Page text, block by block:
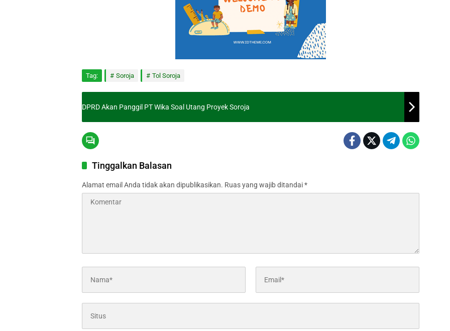
Tag: Soroja Tol Soroja
DPRD Akan Panggil PT Wika Soal Utang Proyek Soroja
Tinggalkan Balasan
Alamat email Anda tidak akan dipublikasikan. Ruas yang wajib ditandai*